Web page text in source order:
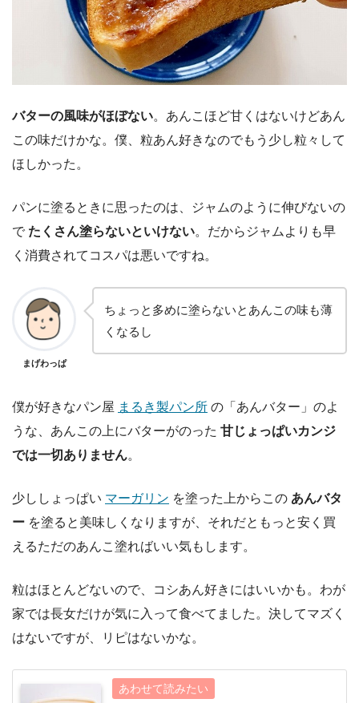
バターの風味がほぼない。あんこほど甘くはないけどあん
この味だけかな。僕、粒あん好きなのでもう少し粒々して
ほしかった。
パンに塗るときに思ったのは、ジャムのように伸びないの
で たくさん塗らないといけない。だからジャムよりも早
く消費されてコスパは悪いですね。
まげわっぱ
ちょっと多めに塗らないとあんこの味も薄
くなるし
僕が好きなパン屋 まるき製パン所 の「あんバター」のよ
うな、あんこの上にバターがのった 甘じょっぱいカンジ
では一切ありません。
少ししょっぱい マーガリン を塗った上からこの あんバタ
ー を塗ると美味しくなりますが、それだともっと安く買
えるただのあんこ塗ればいい気もします。
粒はほとんどないので、コシあん好きにはいいかも。わが
家では長女だけが気に入って食べてました。決してマズく
はないですが、リピはないかな。